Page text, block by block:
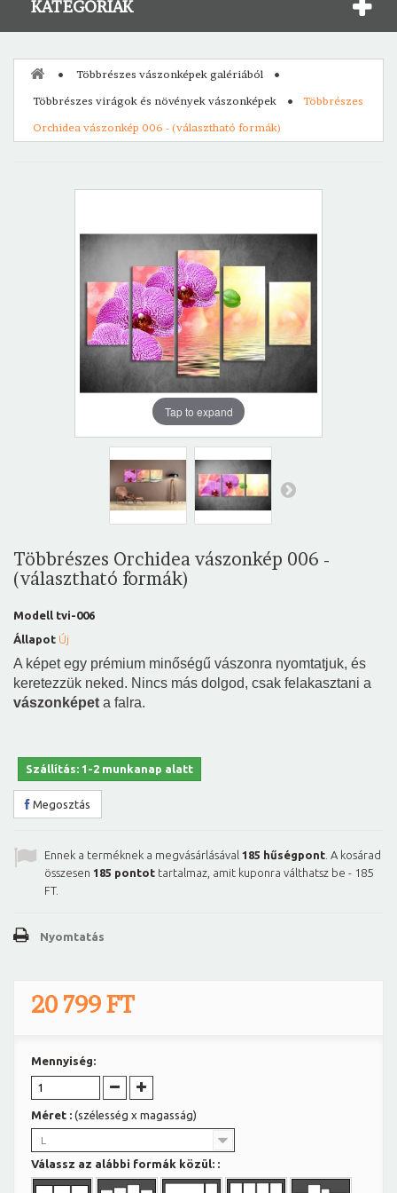
KATEGÓRIÁK
Többrészes vászonképek galériából
Többrészes virágok és növények vászonképek
Többrészes
Orchidea vászonkép 006 - (választható formák)
Tap to expand
Többrészes Orchidea vászonkép 006 -
(választható formák)
Modell tvi-006
Állapot Új
A képet egy prémium minőségű vászonra nyomtatjuk, és
keretezzük neked. Nincs más dolgod, csak felakasztani a
vászonképet a falra.
Szállítás: 1-2 munkanap alatt
Megosztás
Ennek a terméknek a megvásárlásával 185 hűségpont . A kosárad
összesen 185 pontot tartalmaz, amit kuponra válthatsz be - 185
FT.
Nyomtatás
20 799 FT
Mennyiség:
Méret : (szélesség x magasság)
L
Válassz az alábbi formák közül: :